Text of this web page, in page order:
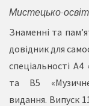
Мистецько-
Знаменні та
довідник для
спеціальності
та В5 «Музичне
видання. Випуск